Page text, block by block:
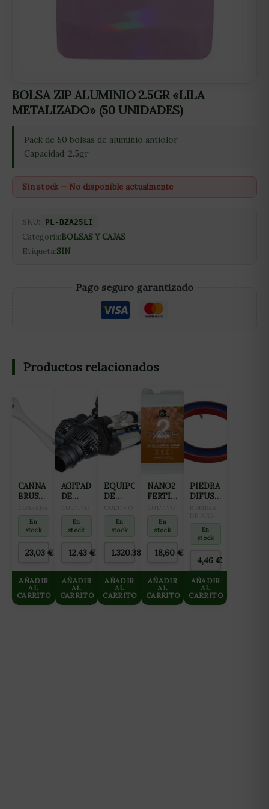
BOLSA ZIP ALUMINIO 2.5GR «LILA
METALIZADO» (50 UNIDADES)
Pack de 50 bolsas de aluminio antiolor.
Capacidad: 2.5gr
Sin stock — No disponible actualmente
SKU: PL-BZA25LI
Categoría:BOLSAS Y CAJAS
Etiqueta:SIN
Pago seguro garantizado
Productos relacionados
CANNA
BRUSH
CORTE
En
stock
23,03 €
AÑADIR
AL
CARRITO
AGITADOR
DE
12W
6000L/H
ROTORES
(WAVE
NEPTUNE
HIDROPONICS
En
stock
12,43 €
AÑADIR
AL
CARRITO
EQUIPO
DE
INVERSA
GROWMAX
L/DIA
HASTA
En
stock
1.320,38
AÑADIR
AL
CARRITO
NANO2
FERTILIZANTE
ONE
(FLORACIÓN
FINALIZACIÓN)
2L
En
stock
18,60 €
AÑADIR
AL
CARRITO
PIEDRA
DIFUSORA
(12CM)
En
stock
4,46€
AÑADIR
AL
CARRITO